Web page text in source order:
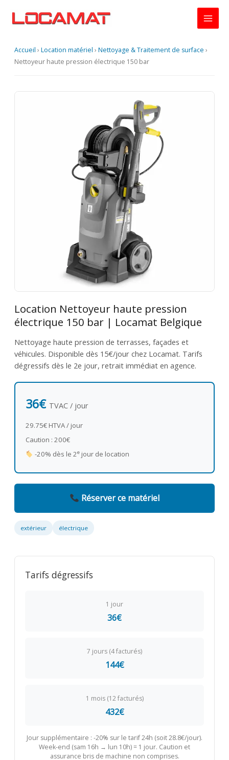
Accueil › Location matériel › Nettoyage & Traitement de surface ›
Nettoyeur haute pression électrique 150 bar
Location Nettoyeur haute pression
électrique 150 bar | Locamat Belgique
Nettoyage haute pression de terrasses, façades et
véhicules. Disponible dès 15€/jour chez Locamat. Tarifs
dégressifs dès le 2e jour, retrait immédiat en agence.
36€ TVAC / jour
29.75€ HTVA / jour
Caution : 200€
-20% dès le 2ejour de location
Réserver ce matériel
extérieur électrique
Tarifs dégressifs
1 jour
36€
7 jours (4 facturés)
144€
1 mois (12 facturés)
432€
Jour supplémentaire : -20% sur le tarif 24h (soit 28.8€/jour).
Week-end (sam 16h → lun 10h) = 1 jour. Caution et
assurance bris de machine non comprises.